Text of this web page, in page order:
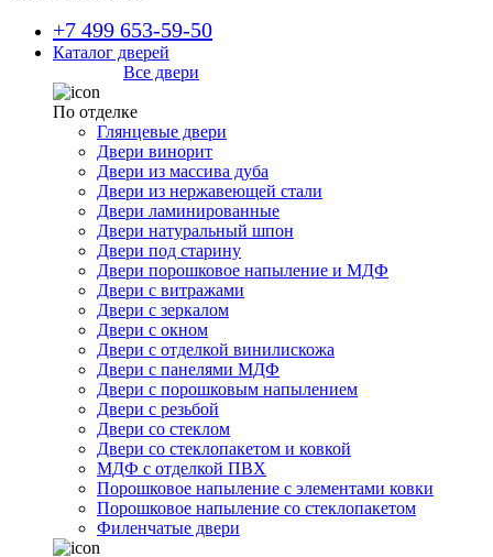
+7 499 653-59-50
Каталог дверей
Все двери
По отделке
Глянцевые двери
Двери винорит
Двери из массива дуба
Двери из нержавеющей стали
Двери ламинированные
Двери натуральный шпон
Двери под старину
Двери порошковое напыление и МДФ
Двери с витражами
Двери с зеркалом
Двери с окном
Двери с отделкой винилискожа
Двери с панелями МДФ
Двери с порошковым напылением
Двери с резьбой
Двери со стеклом
Двери со стеклопакетом и ковкой
МДФ с отделкой ПВХ
Порошковое напыление с элементами ковки
Порошковое напыление со стеклопакетом
Филенчатые двери